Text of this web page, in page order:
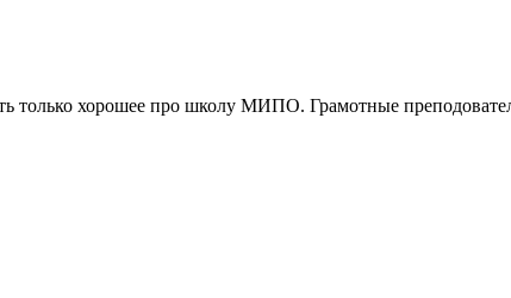
только хорошее про школу МИПО. Грамотные